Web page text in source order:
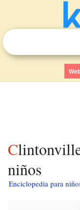
Clintonville (Pensilvania) para
niños
Enciclopedia para